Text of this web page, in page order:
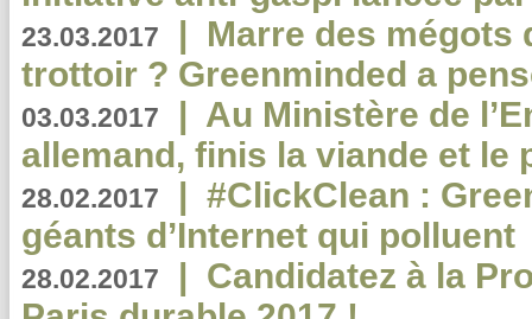
23.03.2017 | Marre des mégots
trottoir ? Greenminded a
03.03.2017 | Au Ministère de
allemand, finis la viande et le
28.02.2017 | #ClickClean :
géants d’Internet qui polluent
28.02.2017 | Candidatez à la